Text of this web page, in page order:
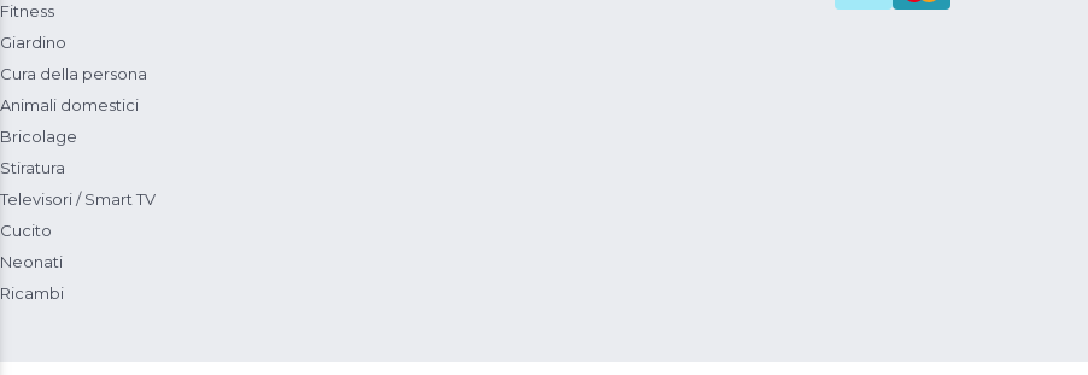
Fitness
Giardino
Cura della persona
Animali domestici
Bricolage
Stiratura
Televisori / Smart TV
Cucito
Neonati
Ricambi